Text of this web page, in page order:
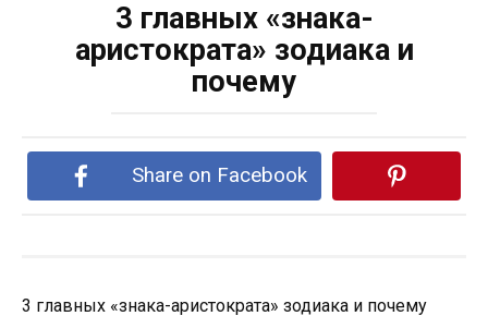
3 главных «знака-
аристократа» зодиака и
почему
Share on Facebook
3 главных «знака-аристократа» зодиака и почему